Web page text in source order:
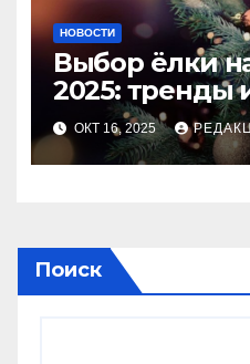
НОВОСТИ
Выбор ёлки
2025: тренды
идеального
ОКТ 16, 2025
Поиск